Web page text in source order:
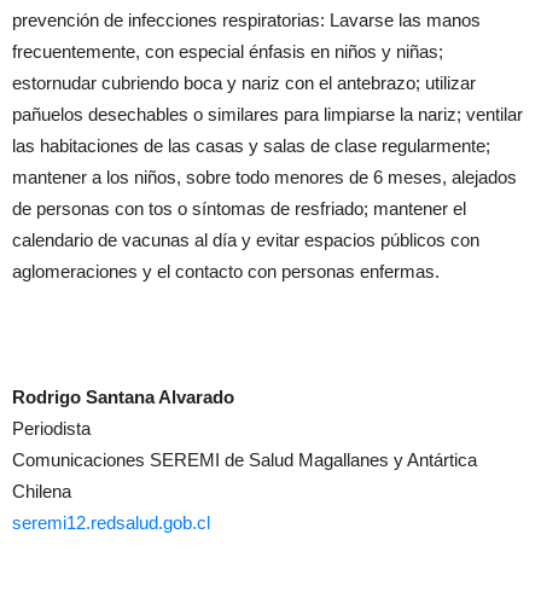
prevención de infecciones respiratorias: Lavarse las manos
frecuentemente, con especial énfasis en niños y niñas;
estornudar cubriendo boca y nariz con el antebrazo; utilizar
pañuelos desechables o similares para limpiarse la nariz; ventilar
las habitaciones de las casas y salas de clase regularmente;
mantener a los niños, sobre todo menores de 6 meses, alejados
de personas con tos o síntomas de resfriado; mantener el
calendario de vacunas al día y evitar espacios públicos con
aglomeraciones y el contacto con personas enfermas.
Rodrigo Santana Alvarado
Periodista
Comunicaciones SEREMI de Salud Magallanes y Antártica
Chilena
seremi12.redsalud.gob.cl